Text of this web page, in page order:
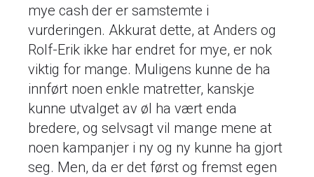
mye cash der er samstemte i
vurderingen. Akkurat dette, at Anders og
Rolf-Erik ikke har endret for mye, er nok
viktig for mange. Muligens kunne de ha
innført noen enkle matretter, kanskje
kunne utvalget av øl ha vært enda
bredere, og selvsagt vil mange mene at
noen kampanjer i ny og ny kunne ha gjort
seg. Men, da er det først og fremst egen